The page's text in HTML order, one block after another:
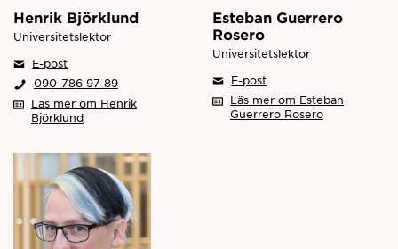
Henrik Björklund
Universitetslektor
E-post
090-786 97 89
Läs mer om Henrik
Björklund
Esteban Guerrero
Rosero
Universitetslektor
E-post
Läs mer om Esteban
Guerrero Rosero